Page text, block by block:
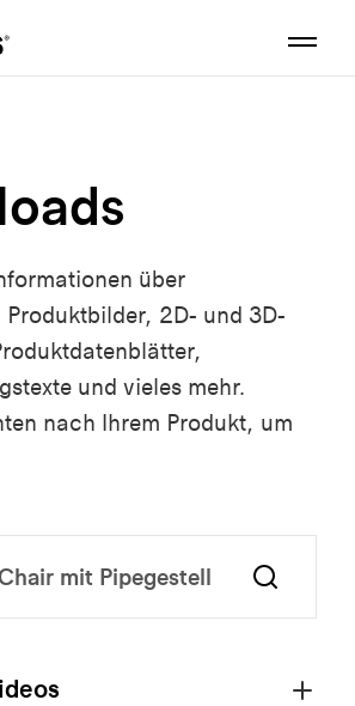
über
2D- und 3D-
und vieles mehr.
nach Ihrem Produkt, um